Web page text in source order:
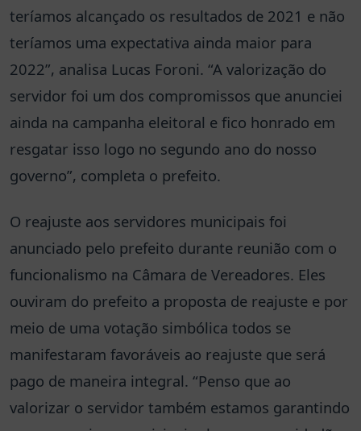
teríamos alcançado os resultados de 2021 e não
teríamos uma expectativa ainda maior para
2022”, analisa Lucas Foroni. “A valorização do
servidor foi um dos compromissos que anunciei
ainda na campanha eleitoral e fico honrado em
resgatar isso logo no segundo ano do nosso
governo”, completa o prefeito.
O reajuste aos servidores municipais foi
anunciado pelo prefeito durante reunião com o
funcionalismo na Câmara de Vereadores. Eles
ouviram do prefeito a proposta de reajuste e por
meio de uma votação simbólica todos se
manifestaram favoráveis ao reajuste que será
pago de maneira integral. “Penso que ao
valorizar o servidor também estamos garantindo